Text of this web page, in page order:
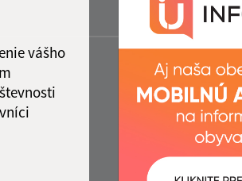
vášho